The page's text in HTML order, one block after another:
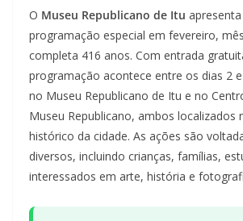
O Museu Republicano de Itu
programação especial em fevereiro,
completa 416 anos. Com entrada
programação acontece entre os dias 2
no Museu Republicano de Itu e no
Museu Republicano, ambos localizados
histórico da cidade. As ações são
diversos, incluindo crianças, famílias,
interessados em arte, história e